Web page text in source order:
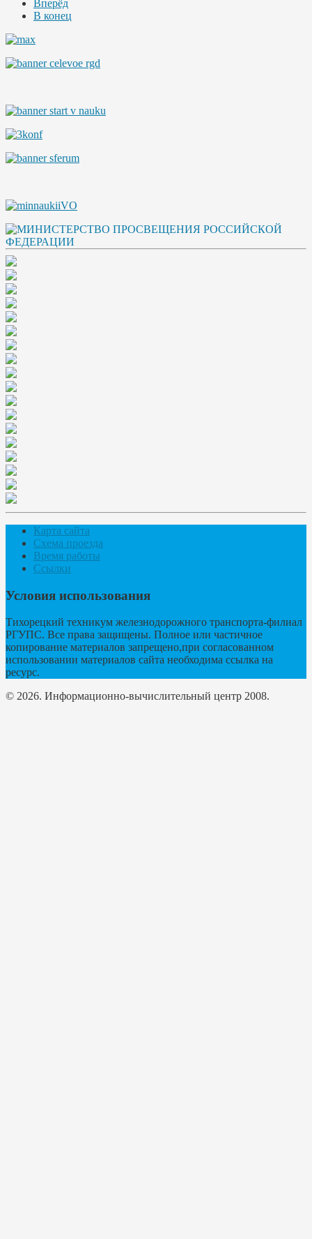
Вперёд
В конец
Карта сайта
Схема проезда
Время работы
Ссылки
Условия использования
Тихорецкий техникум железнодорожного транспорта-филиал
РГУПС. Все права защищены. Полное или частичное
копирование материалов запрещено,при согласованном
использовании материалов сайта необходима ссылка на
ресурс.
© 2026. Информационно-вычислительный центр 2008.